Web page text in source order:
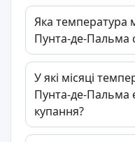
Яка температура
Пунта-де-Пальма
У які місяці
Пунта-де-Пальма
купання?